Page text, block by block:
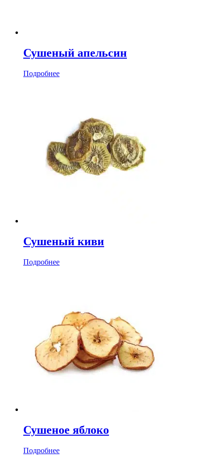
Сушеный апельсин
Подробнее
Сушеный киви
Подробнее
Сушеное яблоко
Подробнее